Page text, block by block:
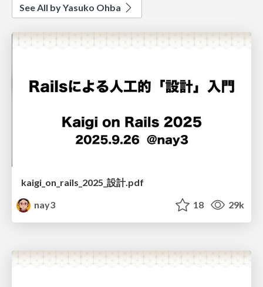
See All by Yasuko Ohba
kaigi_on_rails_2025_設計.pdf
nay3
18 29k